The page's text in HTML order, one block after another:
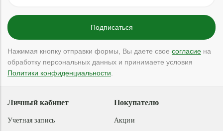
Нажимая кнопку отправки формы, Вы даете свое согласие на
обработку персональных данных и принимаете условия
Политики конфиденциальности
Покупателю
Акции
Личный кабинет
Учетная запись